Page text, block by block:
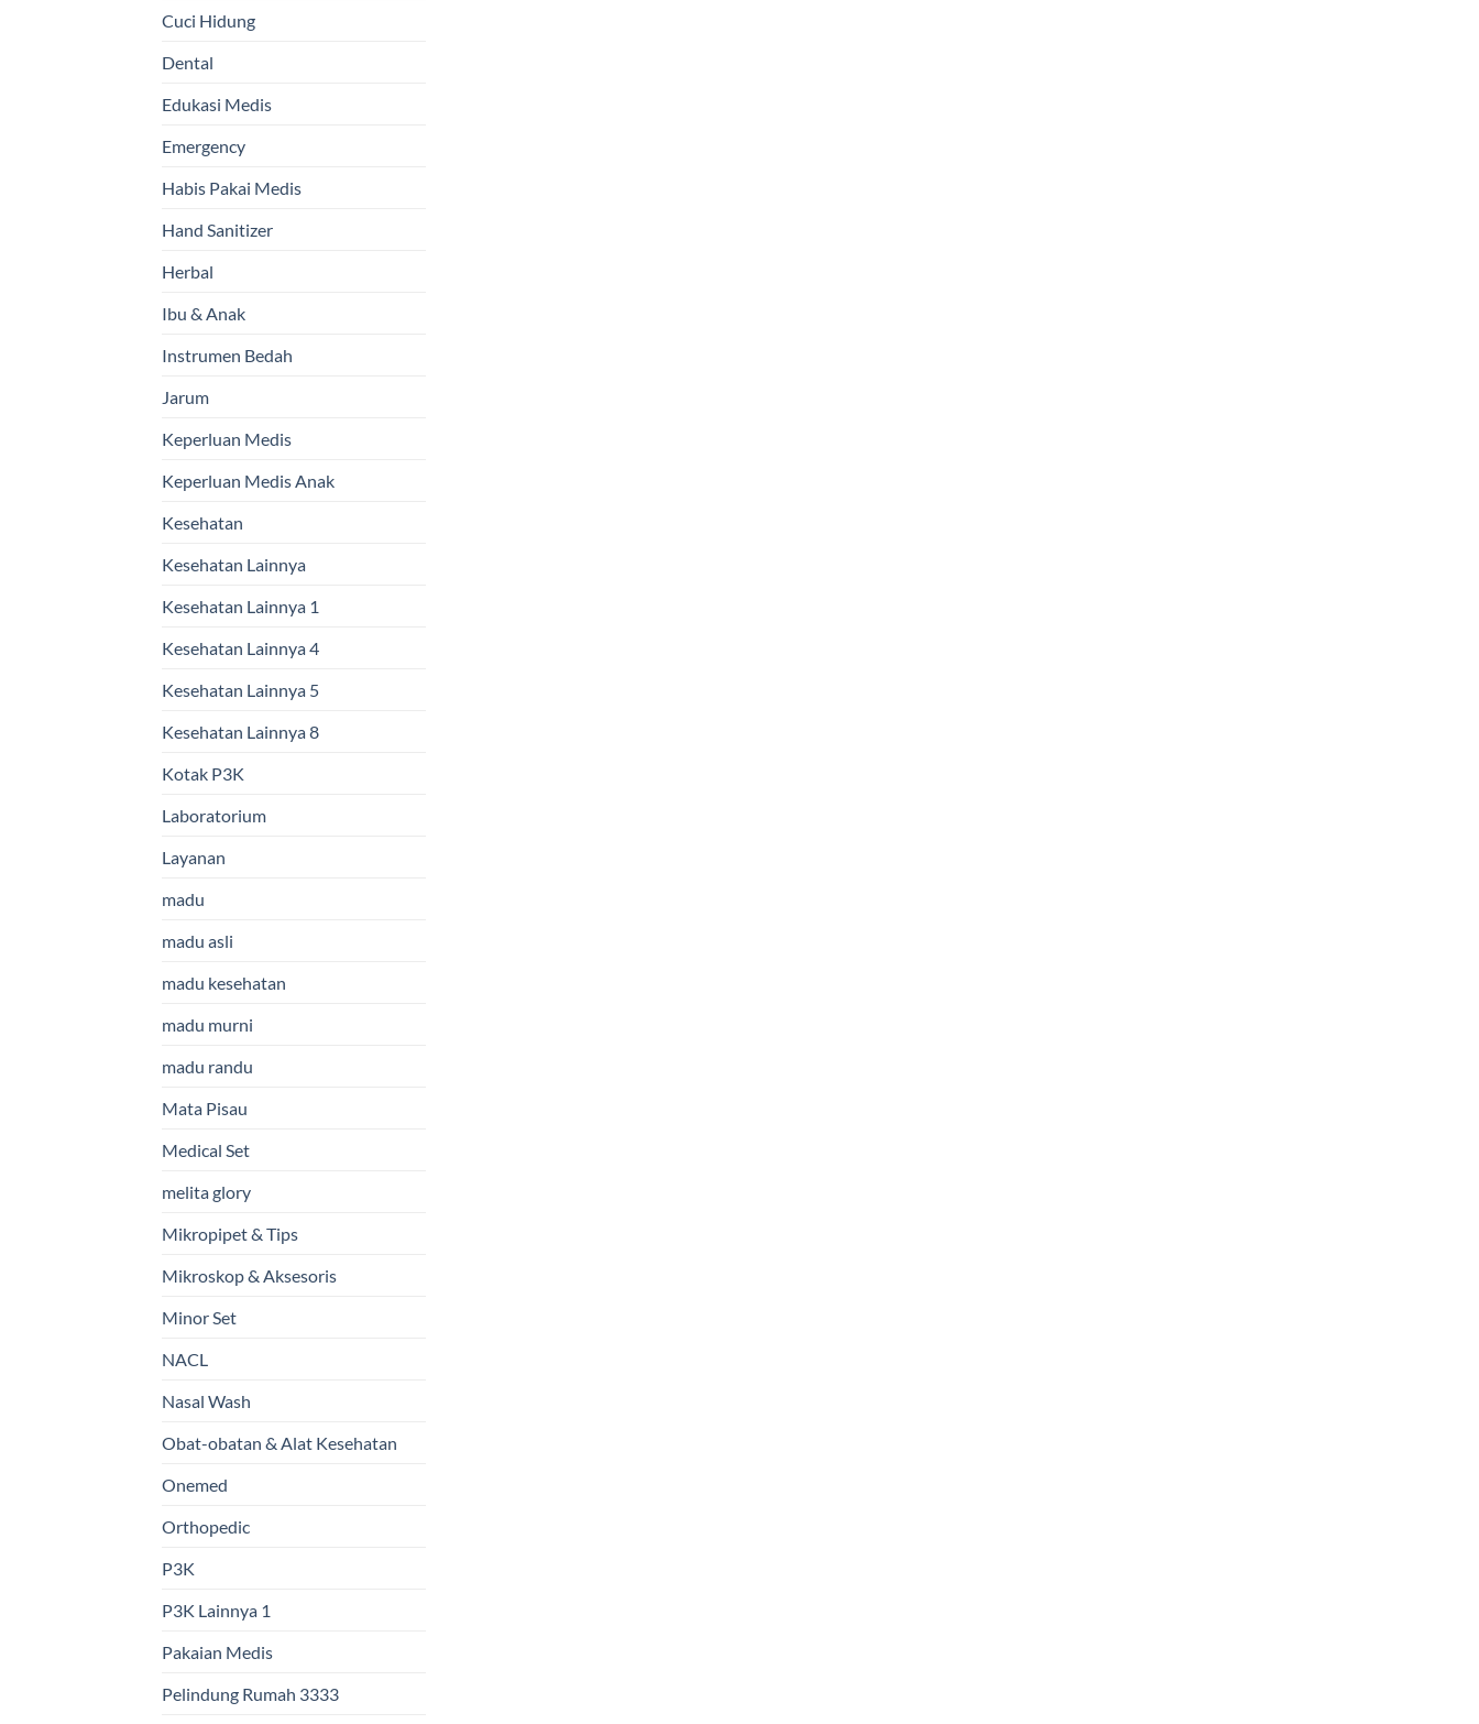
Cuci Hidung
Dental
Edukasi Medis
Emergency
Habis Pakai Medis
Hand Sanitizer
Herbal
Ibu & Anak
Instrumen Bedah
Jarum
Keperluan Medis
Keperluan Medis Anak
Kesehatan
Kesehatan Lainnya
Kesehatan Lainnya 1
Kesehatan Lainnya 4
Kesehatan Lainnya 5
Kesehatan Lainnya 8
Kotak P3K
Laboratorium
Layanan
madu
madu asli
madu kesehatan
madu murni
madu randu
Mata Pisau
Medical Set
melita glory
Mikropipet & Tips
Mikroskop & Aksesoris
Minor Set
NACL
Nasal Wash
Obat-obatan & Alat Kesehatan
Onemed
Orthopedic
P3K
P3K Lainnya 1
Pakaian Medis
Pelindung Rumah 3333